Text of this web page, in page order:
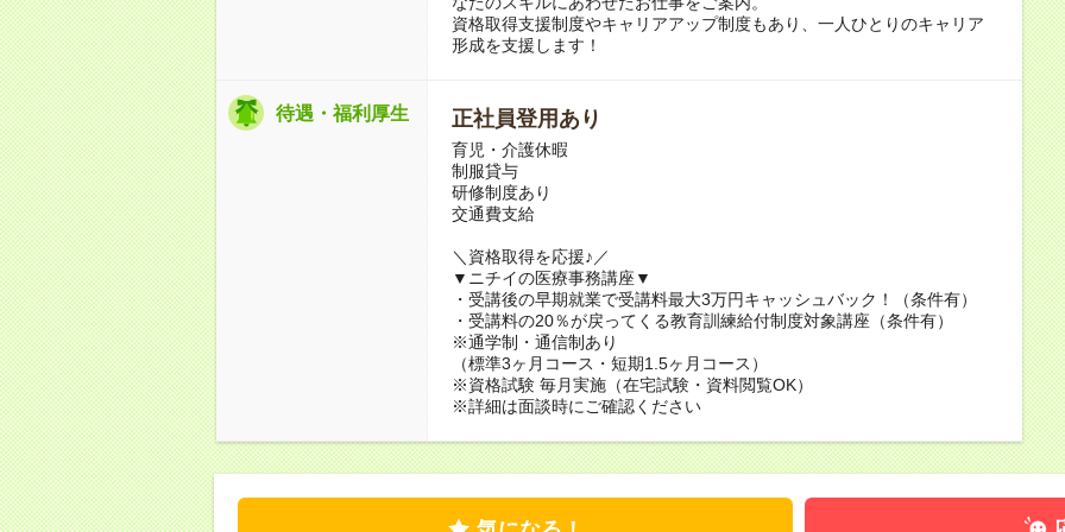
資格取得支援制度やキャリアアップ制度もあり、一人ひとりのキャリア
形成を支援します！
待遇・福利厚生 正社員登用あり
育児・介護休暇
制服貸与
研修制度あり
交通費支給
＼資格取得を応援♪／
▼ニチイの医療事務講座▼
・受講後の早期就業で受講料最大3万円キャッシュバック！（条件有）
・受講料の20％が戻ってくる教育訓練給付制度対象講座（条件有）
※通学制・通信制あり
（標準3ヶ月コース・短期1.5ヶ月コース）
※資格試験 毎月実施（在宅試験・資料閲覧OK）
※詳細は面談時にご確認ください